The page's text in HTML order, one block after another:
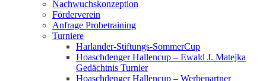
Nachwuchskonzeption
Förderverein
Anfrage Probetraining
Turniere
Harlander-Stiftungs-SommerCup
Hoaschdenger Hallencup – Ewald J. Matejka
Gedächtnis Turnier
Hoaschdenger Hallencup – Werbepartner